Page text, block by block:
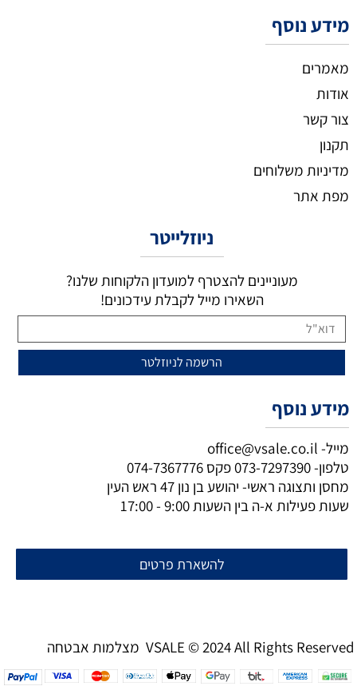
מידע נוסף
מאמרים
אודות
צור קשר
תקנון
מדיניות משלוחים
מפת אתר
ניוזלייטר
מעוניינים להצטרף למועדון הלקוחות שלנו?
השאירו מייל לקבלת עידכונים!
מידע נוסף
מייל- office@vsale.co.il
טלפון-073-7297390פקס 074-7367776
מחסן ותצוגה ראשי- יהושע בן נון 47 ראש העין
שעות פעילות א-ה בין השעות 9:00 - 17:00
להשארת פרטים
מצלמות אבטחה VSALE © 2024 All Rights Reserved